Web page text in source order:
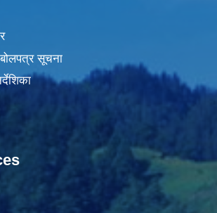
सूचना